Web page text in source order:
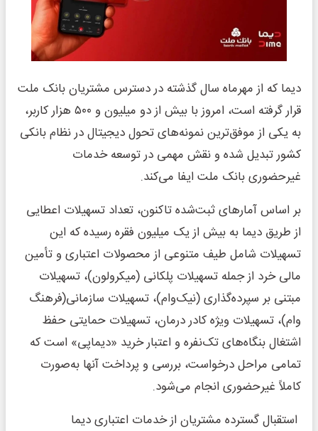
دیما که از مهرماه سال گذشته در دسترس مشتریان بانک ملت
قرار گرفته است، امروز با بیش از دو میلیون و ۵۰۰ هزار کاربر،
به یکی از موفق‌ترین نمونه‌های تحول دیجیتال در نظام بانکی
کشور تبدیل شده و نقش مهمی در توسعه خدمات
غیرحضوری بانک ملت ایفا می‌کند.
بر اساس آمارهای ثبت‌شده تاکنون، تعداد تسهیلات اعطایی
از طریق دیما به بیش از یک میلیون فقره رسیده که این
تسهیلات شامل طیف متنوعی از محصولات اعتباری و تأمین
مالی خرد از جمله تسهیلات پلکانی (میکرولون)، تسهیلات
مبتنی بر سپرده‌گذاری (نیک‌وام)، تسهیلات سازمانی(فرهنگ
وام)، تسهیلات ویژه کادر درمان، تسهیلات حمایتی حفظ
اشتغال بنگاه‌های تک‌نفره و اعتبار خرید «دیماپی» است که
تمامی مراحل درخواست، بررسی و پرداخت آنها به‌صورت
کاملاً غیرحضوری انجام می‌شود.
استقبال گسترده مشتریان از خدمات اعتباری دیما